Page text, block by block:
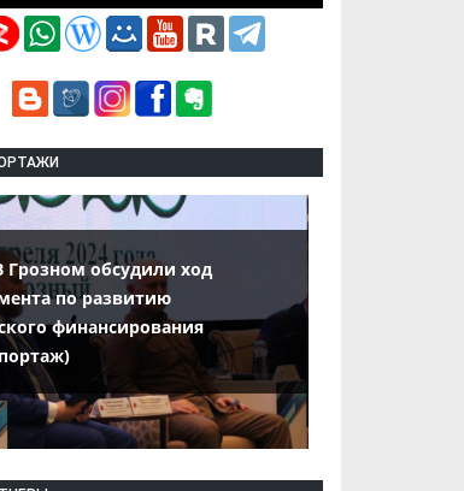
Грозном обсудили ход
по развитию
финансирования